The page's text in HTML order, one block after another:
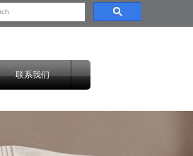
联系我们